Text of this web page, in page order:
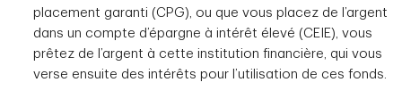
placement garanti (CPG), ou que vous placez de l’argent
dans un compte d’épargne à intérêt élevé (CEIE), vous
prêtez de l’argent à cette institution financière, qui vous
verse ensuite des intérêts pour l’utilisation de ces fonds.